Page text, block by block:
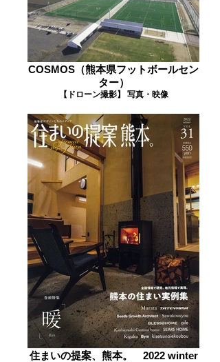
COSMOS（熊本県フットボールセン
ター）
【ドローン撮影】 写真・映像
住まいの提案、熊本。 2022 winter